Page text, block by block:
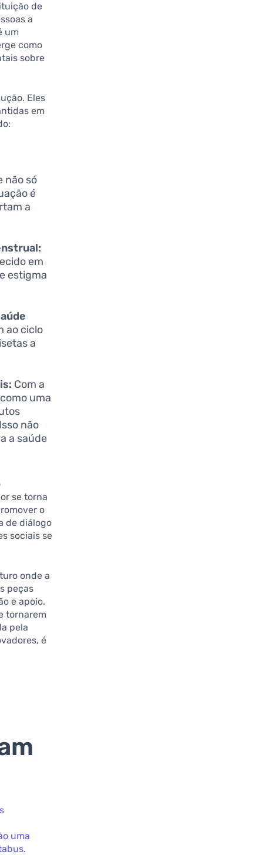
de
a
um
como
sobre
Eles
em
não só
é
a
em
estigma
ao ciclo
a
Com a
uma
não
a saúde
se torna
o
de diálogo
sociais se
onde a
peças
e apoio.
tornarem
pela
é
uma